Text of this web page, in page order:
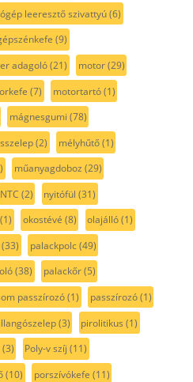
leeresztő szivattyú(6)
(9)
adagoló(21) motor(29)
(7) motortartó(1)
mágnesgumi (78)
(2) mélyhűtő(1)
műanyagdoboz (29)
NTC (2) nyitófül (31)
(1) okostévé (8) olajálló(1)
(33) palackpolc(49)
(38) palackőr(5)
passzírozó(1) passzírozó(1)
(3) pirolitikus (1)
(3) Poly-v szíj (11)
(10) porszívókefe (11)